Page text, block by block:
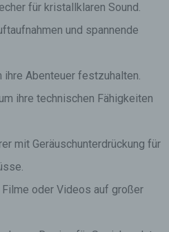
für kristallklaren Sound.
und spannende
ihre Abenteuer festzuhalten.
ihre technischen Fähigkeiten
mit Geräuschunterdrückung für
Filme oder Videos auf großer